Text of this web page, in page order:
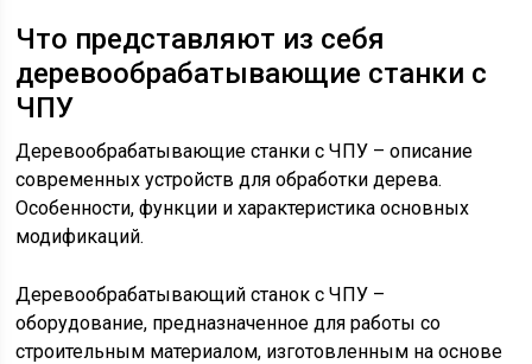
Что представляют из себя
деревообрабатывающие станки с
ЧПУ
Деревообрабатывающие станки с ЧПУ – описание
современных устройств для обработки дерева.
Особенности, функции и характеристика основных
модификаций.
Деревообрабатывающий станок с ЧПУ –
оборудование, предназначенное для работы со
строительным материалом, изготовленным на основе